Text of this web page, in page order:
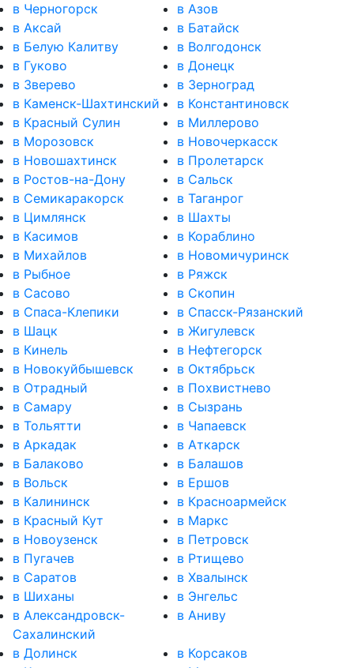
в Черногорск
в Азов
в Аксай
в Батайск
в Белую Калитву
в Волгодонск
в Гуково
в Донецк
в Зверево
в Зерноград
в Каменск-Шахтинский
в Константиновск
в Красный Сулин
в Миллерово
в Морозовск
в Новочеркасск
в Новошахтинск
в Пролетарск
в Ростов-на-Дону
в Сальск
в Семикаракорск
в Таганрог
в Цимлянск
в Шахты
в Касимов
в Кораблино
в Михайлов
в Новомичуринск
в Рыбное
в Ряжск
в Сасово
в Скопин
в Спаса-Клепики
в Спасск-Рязанский
в Шацк
в Жигулевск
в Кинель
в Нефтегорск
в Новокуйбышевск
в Октябрьск
в Отрадный
в Похвистнево
в Самару
в Сызрань
в Тольятти
в Чапаевск
в Аркадак
в Аткарск
в Балаково
в Балашов
в Вольск
в Ершов
в Калининск
в Красноармейск
в Красный Кут
в Маркс
в Новоузенск
в Петровск
в Пугачев
в Ртищево
в Саратов
в Хвалынск
в Шиханы
в Энгельс
в Александровск-
Сахалинский
в Аниву
в Долинск
в Корсаков